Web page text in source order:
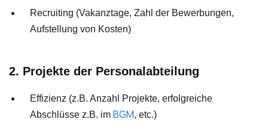
Recruiting (Vakanztage, Zahl der Bewerbungen,
Aufstellung von Kosten)
2. Projekte der Personalabteilung
Effizienz (z.B. Anzahl Projekte, erfolgreiche
Abschlüsse z.B. im BGM, etc.)